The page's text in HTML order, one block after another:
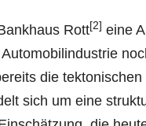
Rott[2] eine
die
sich um eine